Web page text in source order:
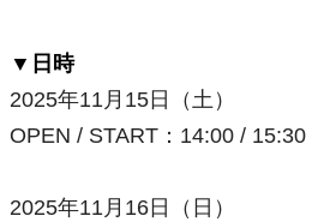
▼日時
2025年11月15日（土）
OPEN / START ： 14:00 / 15:30
2025年11月16日（日）